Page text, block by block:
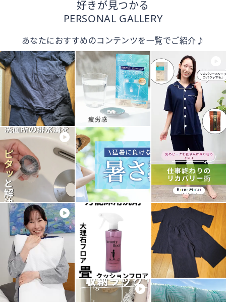
好きが見つかる
PERSONAL GALLERY
あなたにおすすめのコンテンツを一覧でご紹介♪